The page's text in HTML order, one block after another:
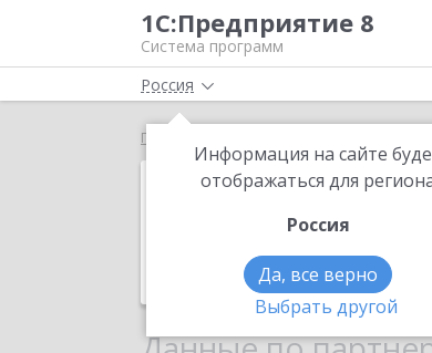
1С:Предприятие 8
Система программ
Россия
Информация на сайте
отображаться для
Россия
Да, все верно
Выбрать другой
Главная
117463, Москва г,
Телефон: +7 (916) 347-4870